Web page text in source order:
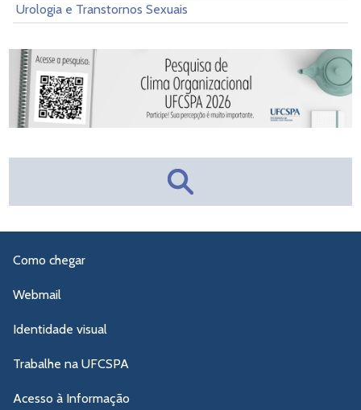
Urologia e Transtornos Sexuais
Como chegar
Webmail
Identidade visual
Trabalhe na UFCSPA
Acesso à Informação